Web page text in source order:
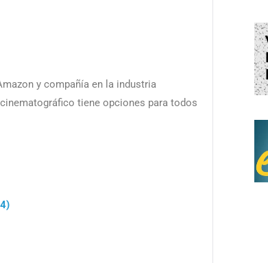
y compañía en la industria
tiene opciones para todos